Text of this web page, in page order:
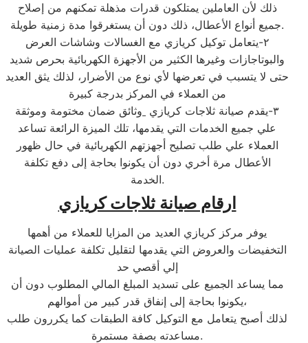
ذلك لأن العاملين يمتلكون قدرات مذهلة تمكنهم من إصلاح
جميع أنواع الأعطال، ذلك دون أن يستغرقوا مدة زمنية طويلة.
٢-يتعامل توكيل كريازي مع الغسالات وشاشات العرض
والبوتاجازات وغيرها الكثير من الأجهزة الكهربائية بحرص شديد
حتى لا يتسبب في تعرضها لأي نوع من الأضرار، لذلك يثق العديد
من العملاء في المركز بدرجة كبيرة
٣-يقدم صيانة ثلاجات كريازي
وثائق ضمان مختومة وموثقة
علي جميع الخدمات التي يقدمها، تلك الميزة الرائعة تساعد
العملاء علي طلب تصليح أجهزتهم الكهربائية في حال ظهور
الأعطال مرة أخري دون أن يكونوا بحاجة إلى دفع تكلفة
الخدمة.
ارقام صيانة ثلاجات كريازي
يوفر مركز كريازي العديد من المزايا للعملاء من أهمها
التخفيضات والعروض التي يقدمها لتقليل تكلفة عمليات الصيانة
إلي أقصي حد
مما يساعد الجميع على تسديد المبلغ المالي المطلوب دون أن
يكونوا بحاجة إلى إنفاق قدر كبير من أموالهم،
لذلك أصبح يتعامل مع التوكيل كافة الطبقات كما يكررون طلب
مساعدته بصفة مستمرة.